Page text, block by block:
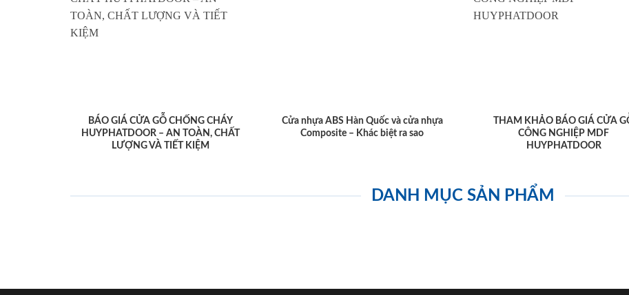
BÁO GIÁ CỬA GỖ CHỐNG CHÁY
HUYPHATDOOR – AN TOÀN, CHẤT
LƯỢNG VÀ TIẾT KIỆM
Cửa nhựa ABS Hàn Quốc và cửa nhựa
Composite – Khác biệt ra sao
THAM KHẢO BÁO GIÁ CỬA
CÔNG NGHIỆP MDF
HUYPHATDOOR
DANH MỤC SẢN PHẨM